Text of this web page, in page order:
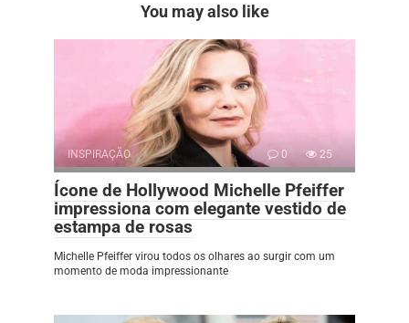
You may also like
INSPIRAÇÃO 0 25
Ícone de Hollywood Michelle Pfeiffer
impressiona com elegante vestido de
estampa de rosas
Michelle Pfeiffer virou todos os olhares ao surgir com um
momento de moda impressionante